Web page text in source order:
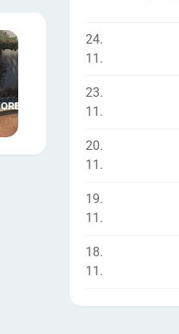
24.
11.
23.
11.
20.
11.
19.
11.
18.
11.